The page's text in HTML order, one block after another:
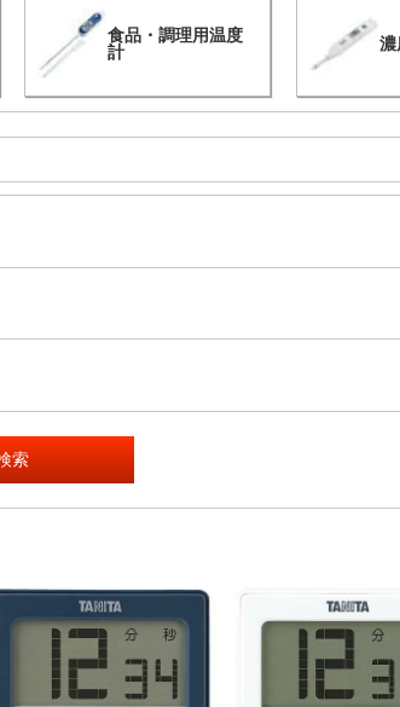
食品・調理用温度
計
濃
索